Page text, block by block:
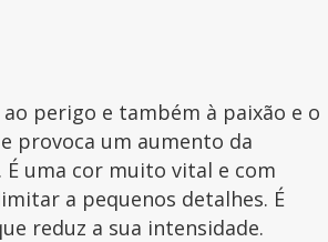
perigo e também à paixão e o
provoca um aumento da
uma cor muito vital e com
a pequenos detalhes. É
reduz a sua intensidade.